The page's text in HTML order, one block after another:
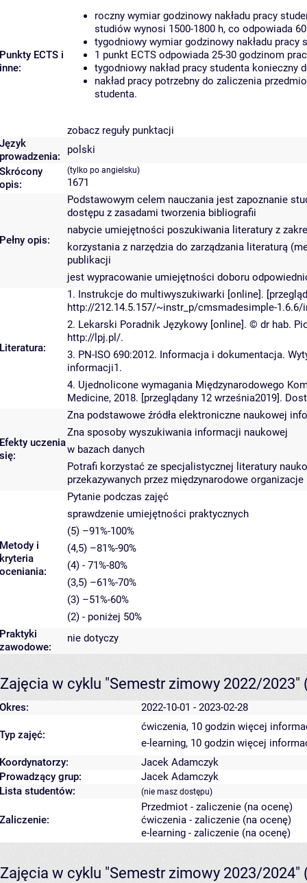
Punkty ECTS i
inne:
roczny wymiar godzinowy nakładu pracy
studiów wynosi 1500-1800 h, co odpowiada 60
tygodniowy wymiar godzinowy nakładu pracy
1 punkt ECTS odpowiada 25-30 godzinom
tygodniowy nakład pracy studenta konieczny
nakład pracy potrzebny do zaliczenia
studenta.
zobacz reguły punktacji
Język
prowadzenia:
polski
Skrócony
opis:
(tylko po angielsku)
1671
Pełny opis:
Podstawowym celem nauczania jest zapoznanie
dostępu z zasadami tworzenia bibliografii
nabycie umiejętności poszukiwania literatury z
korzystania z narzędzia do zarządzania literaturą
publikacji
jest wypracowanie umiejętności doboru
Literatura:
1. Instrukcje do multiwyszukiwarki [online].
http://212.14.5.157/~instr_p/cmsmadesimple-
2. Lekarski Poradnik Językowy [online]. © dr hab.
http://lpj.pl/.
3. PN-ISO 690:2012. Informacja i dokumentacja.
informacji1.
4. Ujednolicone wymagania Międzynarodowego
Medicine, 2018. [przeglądany 12 września2019].
Efekty uczenia
się:
Zna podstawowe źródła elektroniczne naukowej
Zna sposoby wyszukiwania informacji naukowej
w bazach danych
Potrafi korzystać ze specjalistycznej literatury
przekazywanych przez międzynarodowe
Metody i
kryteria
oceniania:
Pytanie podczas zajęć
sprawdzenie umiejętności praktycznych
(5) –91%-100%
(4,5) –81%-90%
(4) - 71%-80%
(3,5) –61%-70%
(3) –51%-60%
(2) - poniżej 50%
Praktyki
zawodowe:
nie dotyczy
Zajęcia w cyklu "Semestr zimowy 2022/2023"
Okres: 2022-10-01 - 2023-02-28
Typ zajęć:
ćwiczenia, 10 godzin więcej
e-learning, 10 godzin więcej
Koordynatorzy:
Jacek Adamczyk
Prowadzący grup:
Jacek Adamczyk
Lista studentów:
(nie masz dostępu)
Zaliczenie:
Przedmiot - zaliczenie (na ocenę)
ćwiczenia - zaliczenie (na ocenę)
e-learning - zaliczenie (na ocenę)
Zajęcia w cyklu "Semestr zimowy 2023/2024"